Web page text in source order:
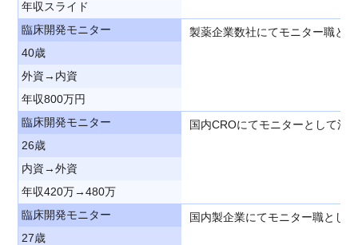
年収スライド
臨床開発モニター
製薬企業数社にてモニター職と
40歳
外資→内資
年収800万円
臨床開発モニター
国内CROにてモニターとして活
26歳
内資→外資
年収420万→480万
臨床開発モニター
国内製企業にてモニター職とし
27歳